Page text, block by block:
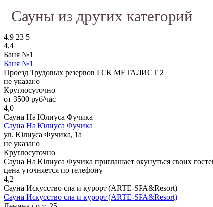
Сауны из других категорий
4.9 23 5
4,4
Баня №1
Баня №1
Проезд Трудовых резервов ГСК МЕТАЛИСТ 2
не указано
Круглосуточно
от 3500 руб/час
4,0
Сауна На Юлиуса Фучика
Сауна На Юлиуса Фучика
ул. Юлиуса Фучика, 1а
не указано
Круглосуточно
Сауна На Юлиуса Фучика приглашает окунуться своих
цена уточняется по телефону
4,2
Сауна Искусство спа и курорт (ARTE-SPA&Resort)
Сауна Искусство спа и курорт (ARTE-SPA&Resort)